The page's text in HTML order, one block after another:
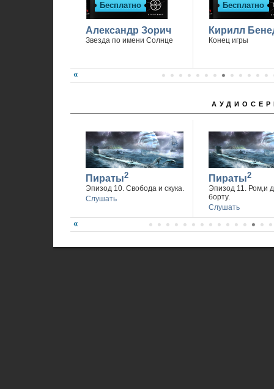
Бесплатно
Александр Зорич
Звезда по имени Солнце
Бесплатно
Кирилл
Конец игры
Пираты2
Эпизод 10. Свобода и скука.
Слушать
Пираты2
Эпизод 11. Ром,и
борту.
Слушать